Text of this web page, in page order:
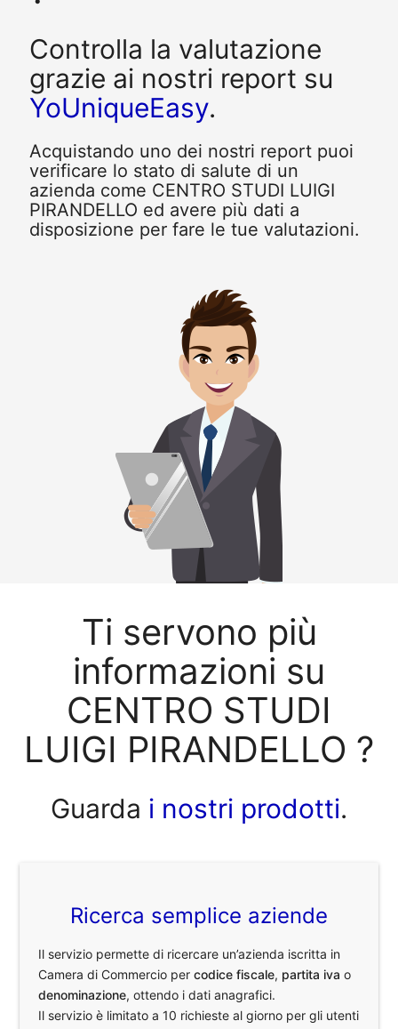
Controlla la valutazione
grazie ai nostri report su
YoUniqueEasy.
Acquistando uno dei nostri report puoi
verificare lo stato di salute di un
azienda come CENTRO STUDI LUIGI
PIRANDELLO ed avere più dati a
disposizione per fare le tue valutazioni.
Ti servono più
informazioni su
CENTRO STUDI
LUIGI PIRANDELLO ?
Guarda i nostri prodotti.
Ricerca semplice aziende
Il servizio permette di ricercare un’azienda iscritta in
Camera di Commercio percodice fiscale, partita iva o
denominazione, ottendo i dati anagrafici.
Il servizio è limitato a 10 richieste al giorno per gli utenti